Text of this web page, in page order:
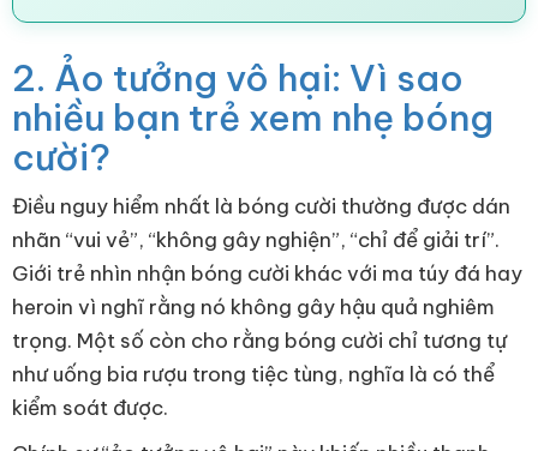
2. Ảo tưởng vô hại: Vì sao
nhiều bạn trẻ xem nhẹ bóng
cười?
Điều nguy hiểm nhất là bóng cười thường được dán
nhãn “vui vẻ”, “không gây nghiện”, “chỉ để giải trí”.
Giới trẻ nhìn nhận bóng cười khác với ma túy đá hay
heroin vì nghĩ rằng nó không gây hậu quả nghiêm
trọng. Một số còn cho rằng bóng cười chỉ tương tự
như uống bia rượu trong tiệc tùng, nghĩa là có thể
kiểm soát được.